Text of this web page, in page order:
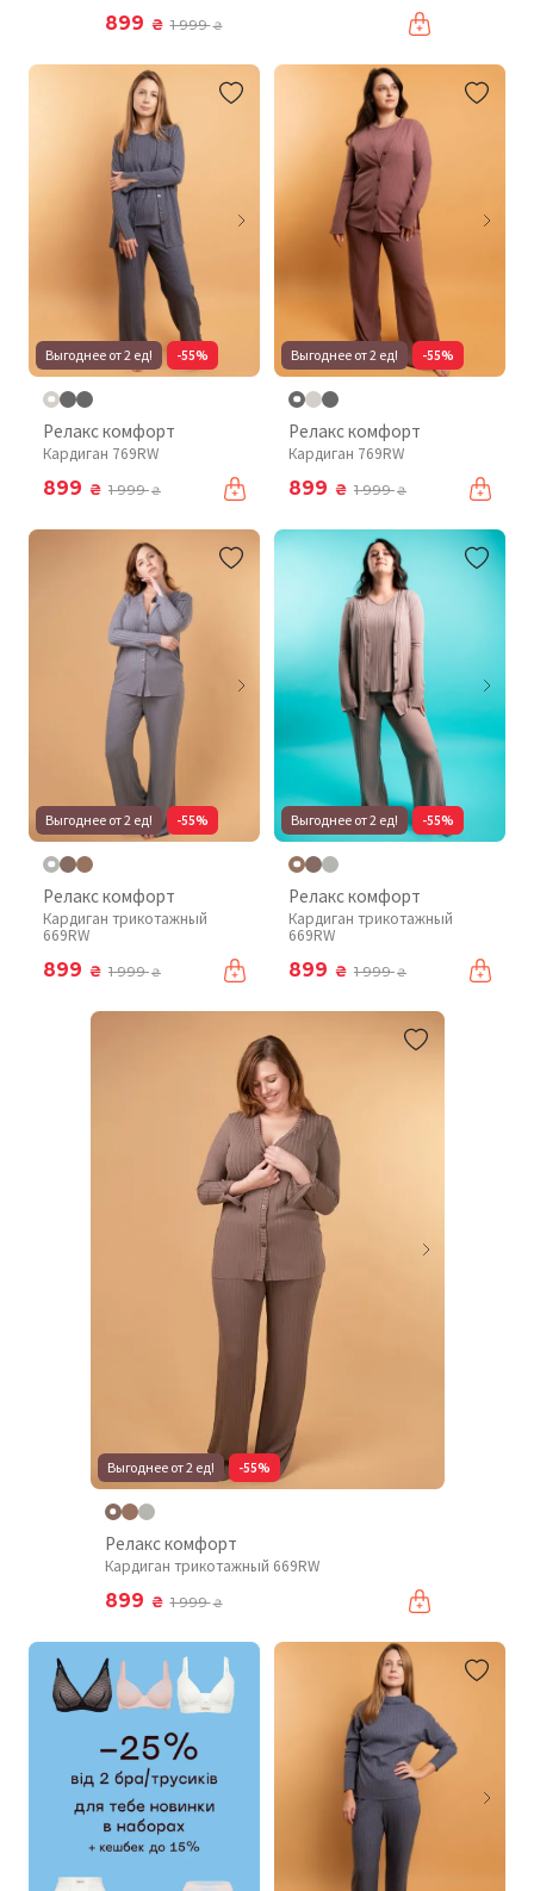
899 ₴ 1 999₴
Выгоднее от 2 ед! -55%
Релакс комфорт
Кардиган 769RW
899 ₴ 1 999₴
Выгоднее от 2 ед! -55%
Релакс комфорт
Кардиган 769RW
899 ₴ 1 999₴
Выгоднее от 2 ед! -55%
Релакс комфорт
Кардиган трикотажный
669RW
899 ₴ 1 999₴
Выгоднее от 2 ед! -55%
Релакс комфорт
Кардиган трикотажный
669RW
899 ₴ 1 999₴
Выгоднее от 2 ед! -55%
Релакс комфорт
Кардиган трикотажный 669RW
899 ₴ 1 999₴